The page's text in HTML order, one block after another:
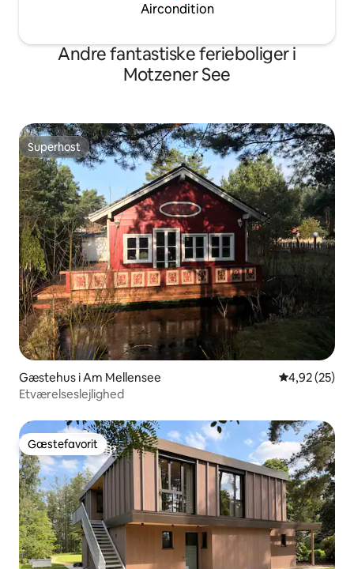
Aircondition
Andre fantastiske ferieboliger i
Motzener See
Superhost
Superhost
Gæstehus i Am Mellensee 4,92 ud af 5 i
4,92 (25)
Etværelseslejlighed
Gæstefavorit
Gæstefavorit